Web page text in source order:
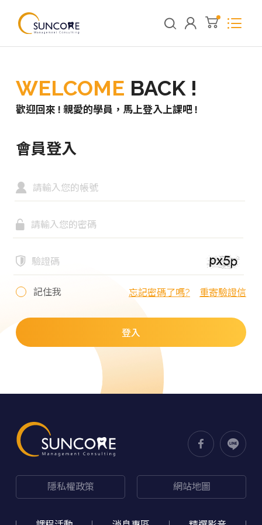
WELCOME BACK !
歡迎回來 ! 親愛的學員，馬上登入上課吧 !
會員登入
記住我 忘記密碼了嗎? 重寄驗證信
登入
隱私權政策 網站地圖